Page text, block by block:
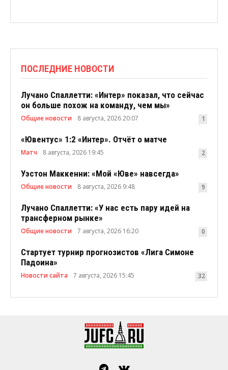
ПОСЛЕДНИЕ НОВОСТИ
Лучано Спаллетти: «Интер» показал, что сейчас
он больше похож на команду, чем мы»
Общие новости 8 августа, 2026 20:07 1
«Ювентус» 1:2 «Интер». Отчёт о матче
Матч 8 августа, 2026 19:45 2
Уэстон Маккенни: «Мой «Юве» навсегда»
Общие новости 8 августа, 2026 9:48 9
Лучано Спаллетти: «У нас есть пару идей на
трансферном рынке»
Общие новости 7 августа, 2026 16:20 0
Стартует турнир прогнозистов «Лига Симоне
Падоина»
Новости сайта 7 августа, 2026 15:45 32